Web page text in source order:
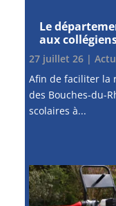
Le
aux
27 juillet 26| Actu
Afin de faciliter la
des Bouches-du-
scolaires à...